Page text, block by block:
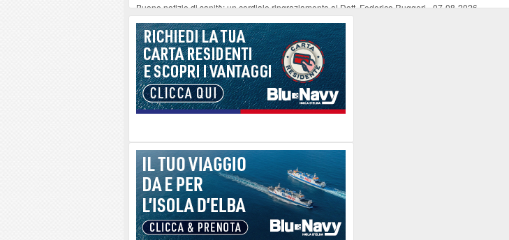
Buone notizie di sanità: un cordiale ringraziamento al Dott. Federico Ruggeri-07-08-2026
Altiero Spinelli e Ursula Hirschmann all'Elba: riaffiora una testimonianza del 1966
Capoliveri, potenziata la pulizia dei bordi stradali-07-08-2026
Marina di Campo tra i porti interessati dal nuovo piano dell'Autorità portuale regionale